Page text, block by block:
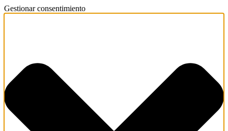
Gestionar consentimiento